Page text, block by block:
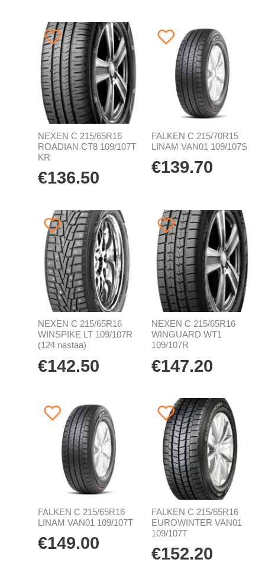
NEXEN C 215/65R16
ROADIAN CT8 109/107T
KR
€136.50
FALKEN C 215/70R15
LINAM VAN01 109/107S
€139.70
NEXEN C 215/65R16
WINSPIKE LT 109/107R
(124 nastaa)
€142.50
NEXEN C 215/65R16
WINGUARD WT1
109/107R
€147.20
FALKEN C 215/65R16
LINAM VAN01 109/107T
€149.00
FALKEN C 215/65R16
EUROWINTER VAN01
109/107T
€152.20